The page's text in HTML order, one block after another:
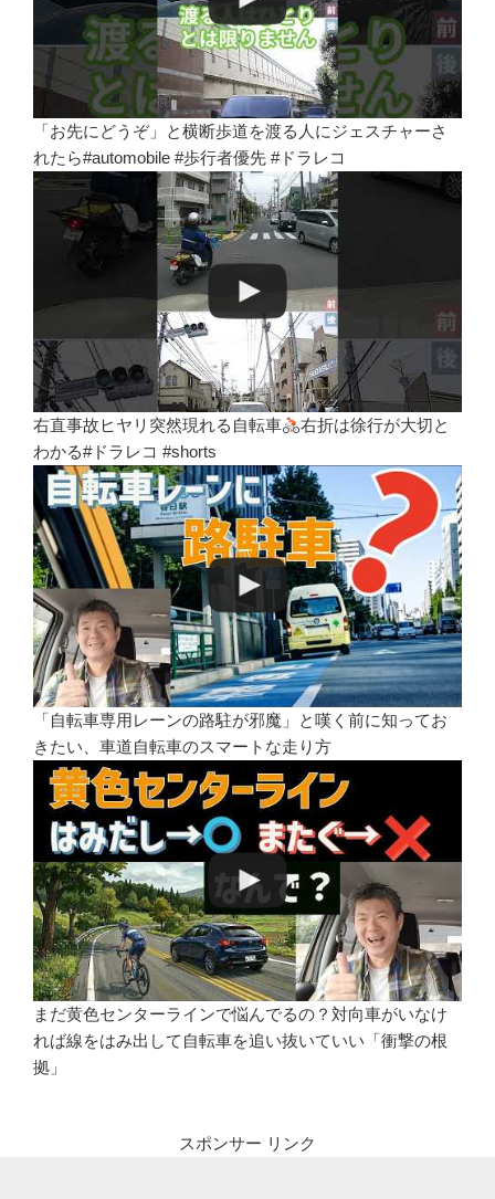
「お先にどうぞ」と横断歩道を渡る人にジェスチャーさ
れたら#automobile #歩行者優先 #ドラレコ
右直事故ヒヤリ突然現れる自転車
右折は徐行が大切と
わかる#ドラレコ #shorts
「自転車専用レーンの路駐が邪魔」と嘆く前に知ってお
きたい、車道自転車のスマートな走り方
まだ黄色センターラインで悩んでるの？対向車がいなけ
れば線をはみ出して自転車を追い抜いていい「衝撃の根
拠」
スポンサー リンク